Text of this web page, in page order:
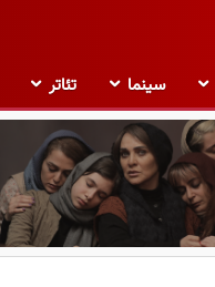
سینما تئاتر